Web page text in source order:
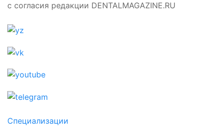
с согласия редакции DENTALMAGAZINE.RU
Специализации